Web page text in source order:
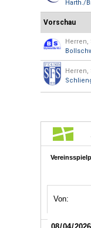
Harth./
Vorschau
Herren,
Herren,